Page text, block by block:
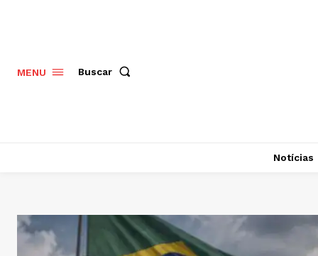
MENU Buscar
Notícias